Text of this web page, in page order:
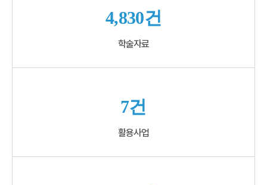
4,830건
학술자료
7건
활용사업